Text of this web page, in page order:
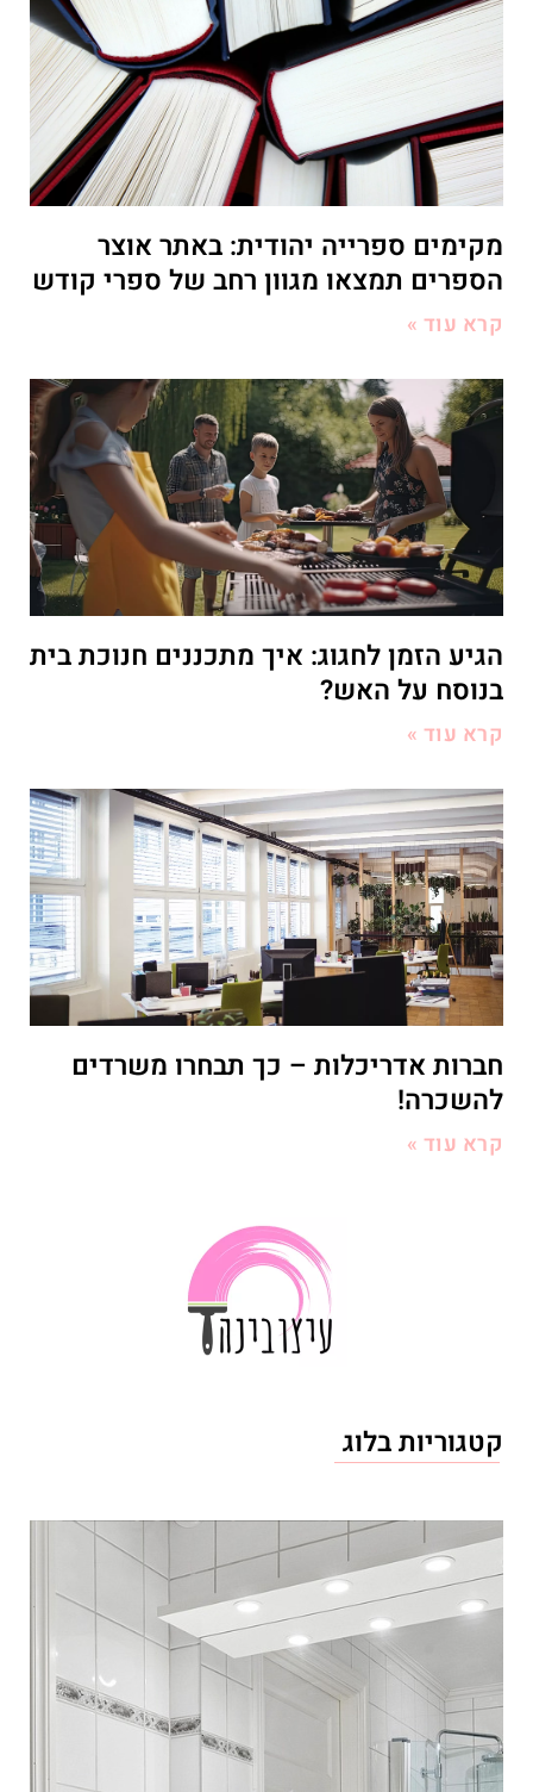
מקימים ספרייה יהודית: באתר אוצר
הספרים תמצאו מגוון רחב של ספרי קודש
קרא עוד »
הגיע הזמן לחגוג: איך מתכננים חנוכת בית
בנוסח על האש?
קרא עוד »
חברות אדריכלות – כך תבחרו משרדים
להשכרה!
קרא עוד »
קטגוריות בלוג